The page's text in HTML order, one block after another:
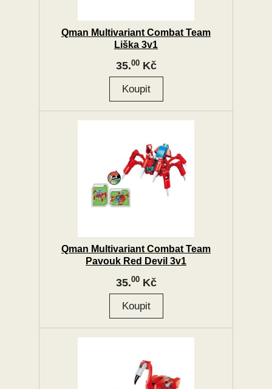
Qman Multivariant Combat Team
Liška 3v1
35.00Kč
Qman Multivariant Combat Team
Pavouk Red Devil 3v1
35.00Kč